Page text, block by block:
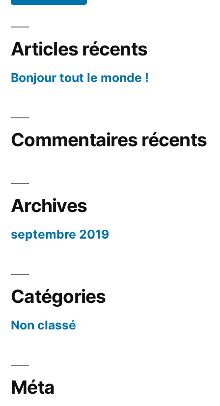
Articles récents
Bonjour tout le monde !
Commentaires récents
Archives
septembre 2019
Catégories
Non classé
Méta